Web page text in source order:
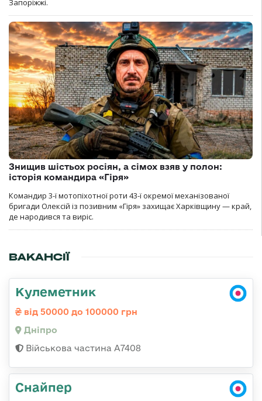
Запоріжжі.
Знищив шістьох росіян, а сімох взяв у полон:
історія командира «Гіря»
Командир 3-ї мотопіхотної роти 43-ї окремої механізованої
бригади Олексій із позивним «Гіря» захищає Харківщину — край,
де народився та виріс.
ВАКАНСІЇ
Кулеметник
від 50000 до 100000 грн
Дніпро
Військова частина А7408
Снайпер